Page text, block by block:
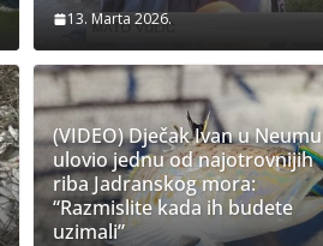
13. Marta 2026.
(VIDEO) Dječak Ivan u Neumu
ulovio jednu od najotrovnijih
riba Jadranskog mora:
“Razmislite kada ih budete
uzimali”